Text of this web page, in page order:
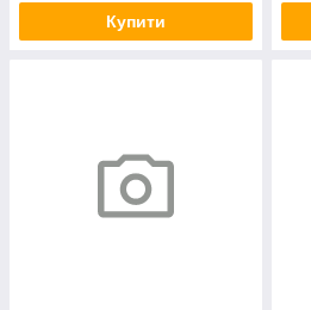
Купити